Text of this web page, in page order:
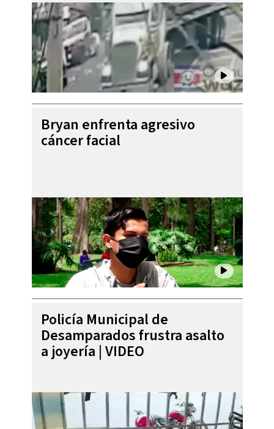
Bryan enfrenta agresivo
cáncer facial
Policía Municipal de
Desamparados frustra asalto
a joyería | VIDEO